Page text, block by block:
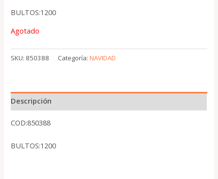
BULTOS:1200
Agotado
SKU: 850388 Categoría:NAVIDAD
Descripción
COD:850388
BULTOS:1200